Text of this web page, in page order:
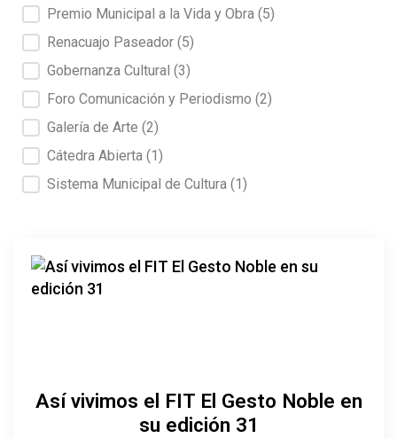
Premio Municipal a la Vida y Obra (5)
Renacuajo Paseador (5)
Gobernanza Cultural (3)
Foro Comunicación y Periodismo (2)
Galería de Arte (2)
Cátedra Abierta (1)
Sistema Municipal de Cultura (1)
Así vivimos el FIT El Gesto Noble en
su edición 31